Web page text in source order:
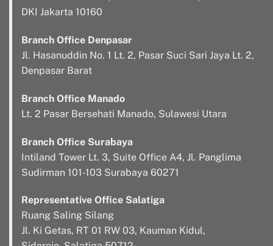
DKI Jakarta 10160
Branch Office Denpasar
Jl. Hasanuddin No. 1 Lt. 2, Pasar Suci Sari Jaya Lt. 2,
Denpasar Barat
Branch Office Manado
Lt. 2 Pasar Bersehati Manado, Sulawesi Utara
Branch Office Surabaya
Intiland Tower Lt. 3, Suite Office A4, Jl. Panglima
Sudirman 101-103 Surabaya 60271
Representative Office Salatiga
Ruang Saling Silang
Jl. Ki Getas, RT 01 RW 03, Kauman Kidul,